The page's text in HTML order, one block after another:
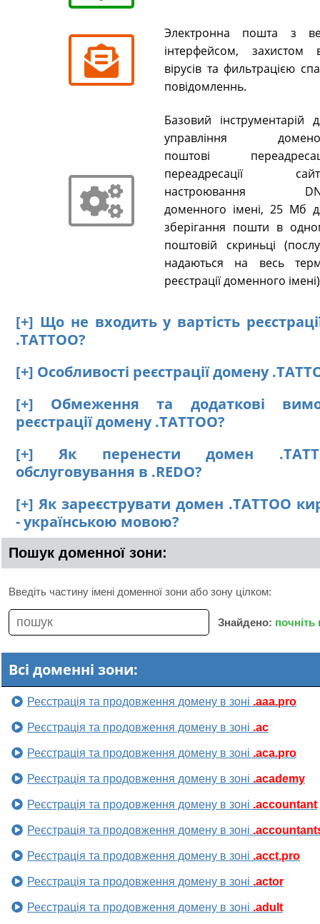
Электронна пошта з
інтерфейсом, захистом
вірусів та фильтрацією
повідомленнь.
Базовий інструментарій
управління
поштові
переадресації
настроювання
доменного імені, 25 Мб
зберігання пошти в
поштовій скриньці
надаються на весь
реєстрації доменного
[+] Що не входить у вартість
.TATTOO?
[+] Особливості реєстрації домену
[+] Обмеження та додаткові
реєстрації домену .TATTOO?
[+] Як перенести домен
обслуговування в .REDO?
[+] Як зареєструвати домен .TATTOO
- українською мовою?
Пошук доменної зони:
Введіть частину імені доменної зони або зону цілком:
Знайдено:
Всі доменні зони:
Реєстрація та продовження домену в зоні .aaa.pro
Реєстрація та продовження домену в зоні .ac
Реєстрація та продовження домену в зоні .aca.pro
Реєстрація та продовження домену в зоні .academy
Реєстрація та продовження домену в зоні .accountant
Реєстрація та продовження домену в зоні
Реєстрація та продовження домену в зоні .acct.pro
Реєстрація та продовження домену в зоні .actor
Реєстрація та продовження домену в зоні .adult